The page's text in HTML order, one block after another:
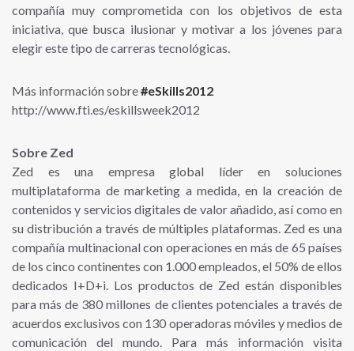
compañía muy comprometida con los objetivos de esta
iniciativa, que busca ilusionar y motivar a los jóvenes para
elegir este tipo de carreras tecnológicas.
Más información sobre#eSkills2012
http://www.fti.es/eskillsweek2012
Sobre Zed
Zed es una empresa global líder en soluciones
multiplataforma de marketing a medida, en la creación de
contenidos y servicios digitales de valor añadido, así como en
su distribución a través de múltiples plataformas. Zed es una
compañía multinacional con operaciones en más de 65 países
de los cinco continentes con 1.000 empleados, el 50% de ellos
dedicados I+D+i. Los productos de Zed están disponibles
para más de 380 millones de clientes potenciales a través de
acuerdos exclusivos con 130 operadoras móviles y medios de
comunicación del mundo. Para más información visita